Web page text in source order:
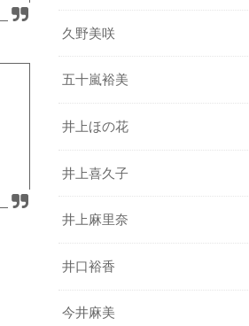
久野美咲
五十嵐裕美
井上ほの花
井上喜久子
井上麻里奈
井口裕香
今井麻美